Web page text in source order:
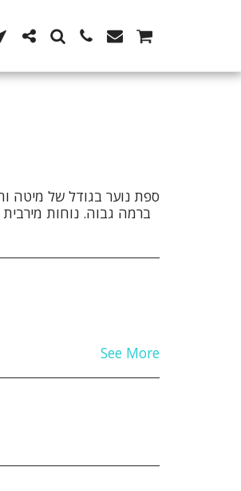
ספת נוער בגודל של מיטה
ברמה גבוה. נוחות
See More